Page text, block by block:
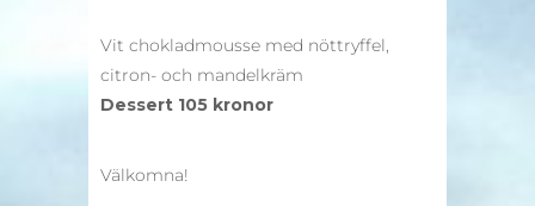
Vit chokladmousse med nöttryffel,
citron- och mandelkräm
Dessert 105 kronor
Välkomna!